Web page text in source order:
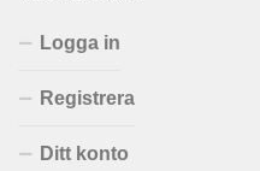
Logga in
Registrera
Ditt konto